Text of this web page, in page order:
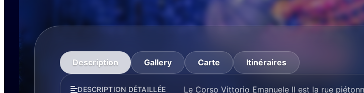
Description Gallery Carte Itinéraires
DESCRIPTION DÉTAILLÉE
Le Corso Vittorio Emanuele II est la rue